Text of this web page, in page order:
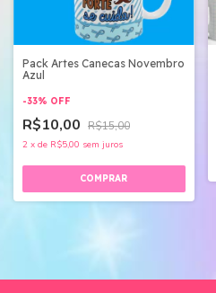
Pack Artes Canecas Novembro
Azul
-33% OFF
R$10,00 R$15,00
2 x de R$5,00 sem juros